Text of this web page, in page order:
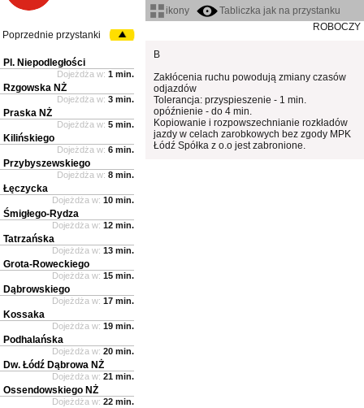
ikony
Tabliczka jak na przystanku
ROBOCZY
B
Zakłócenia ruchu powodują zmiany czasów
odjazdów
Tolerancja: przyspieszenie - 1 min.
opóźnienie - do 4 min.
Kopiowanie i rozpowszechnianie rozkładów
jazdy w celach zarobkowych bez zgody MPK
Łódź Spółka z o.o jest zabronione.
Poprzednie przystanki
Pl. Niepodległości
Dojeżdża w: 1 min.
Rzgowska NŻ
Dojeżdża w: 3 min.
Praska NŻ
Dojeżdża w: 5 min.
Kilińskiego
Dojeżdża w: 6 min.
Przybyszewskiego
Dojeżdża w: 8 min.
Łęczycka
Dojeżdża w: 10 min.
Śmigłego-Rydza
Dojeżdża w: 12 min.
Tatrzańska
Dojeżdża w: 13 min.
Grota-Roweckiego
Dojeżdża w: 15 min.
Dąbrowskiego
Dojeżdża w: 17 min.
Kossaka
Dojeżdża w: 19 min.
Podhalańska
Dojeżdża w: 20 min.
Dw. Łódź Dąbrowa NŻ
Dojeżdża w: 21 min.
Ossendowskiego NŻ
Dojeżdża w: 22 min.